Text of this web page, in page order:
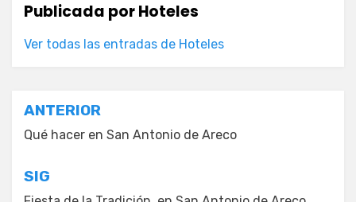
Publicada porHoteles
Ver todas las entradas de Hoteles
Navegación
de
entradas
ANTERIOR
Qué hacer en San Antonio de Areco
SIG